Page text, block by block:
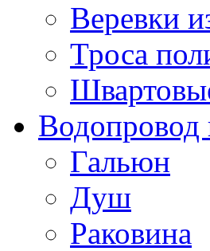
Веревки
Троса
Водопровод
Гальюн
Душ
Раковина